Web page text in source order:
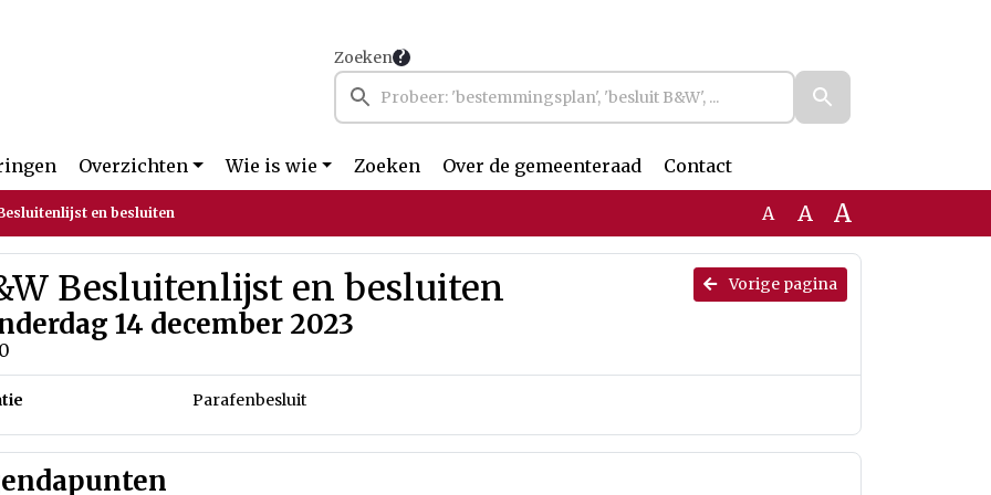
Zoeken
Overzichten Wie is wie Zoeken Over de gemeenteraad Contact
en besluiten A A A
Vorige pagina
Besluitenlijst en besluiten
14 december 2023
Parafenbesluit